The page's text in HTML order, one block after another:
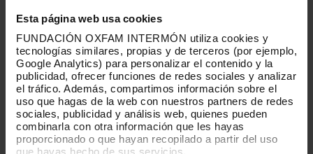
Esta página web usa cookies
FUNDACIÓN OXFAM INTERMÓN utiliza cookies y
tecnologías similares, propias y de terceros (por ejemplo,
Google Analytics) para personalizar el contenido y la
publicidad, ofrecer funciones de redes sociales y analizar
el tráfico. Además, compartimos información sobre el
uso que hagas de la web con nuestros partners de redes
sociales, publicidad y análisis web, quienes pueden
combinarla con otra información que les hayas
proporcionado o que hayan recopilado a partir del uso
que hayas hecho de sus servicios.
Gaza ascendeixen almenys a 210 milions
de dòlars. L’estimació es basa en
avaluacions d’enquestes dutes a terme
pel personal tècnic a la zona, però no
inclou els danys en àrees a les quals no
es pot accedir a causa dels conflictes en
curs o de les restriccions militars
israelianes. De la mateixa manera, tampoc
no té en compte tots els “danys